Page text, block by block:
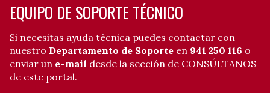
EQUIPO DE SOPORTE TÉCNICO
Si necesitas ayuda técnica puedes contactar con
nuestro Departamento de Soporte en 941 250 116 o
enviar un e-mail desde la sección de CONSÚLTANOS
de este portal.